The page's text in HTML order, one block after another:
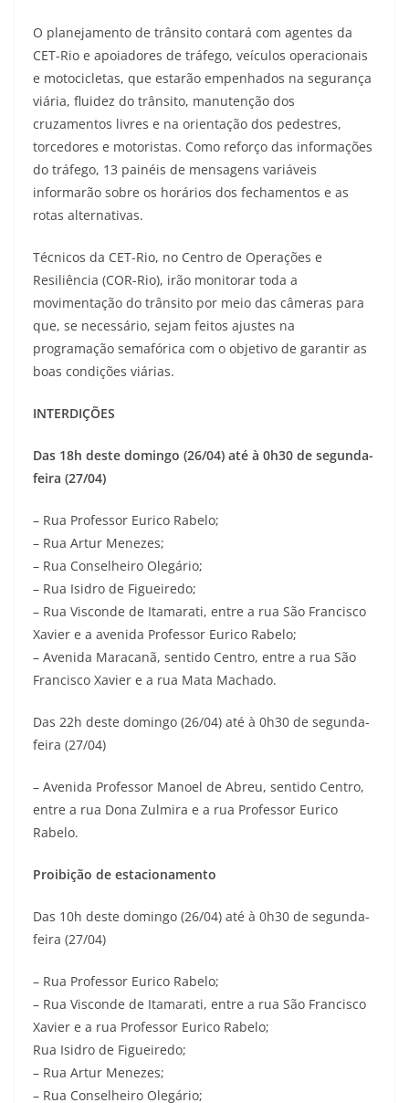
O planejamento de trânsito contará com agentes da
CET-Rio e apoiadores de tráfego, veículos operacionais
e motocicletas, que estarão empenhados na segurança
viária, fluidez do trânsito, manutenção dos
cruzamentos livres e na orientação dos pedestres,
torcedores e motoristas. Como reforço das informações
do tráfego, 13 painéis de mensagens variáveis
informarão sobre os horários dos fechamentos e as
rotas alternativas.
Técnicos da CET-Rio, no Centro de Operações e
Resiliência (COR-Rio), irão monitorar toda a
movimentação do trânsito por meio das câmeras para
que, se necessário, sejam feitos ajustes na
programação semafórica com o objetivo de garantir as
boas condições viárias.
INTERDIÇÕES
Das 18h deste domingo (26/04) até à 0h30 de segunda-
feira (27/04)
– Rua Professor Eurico Rabelo;
– Rua Artur Menezes;
– Rua Conselheiro Olegário;
– Rua Isidro de Figueiredo;
– Rua Visconde de Itamarati, entre a rua São Francisco
Xavier e a avenida Professor Eurico Rabelo;
– Avenida Maracanã, sentido Centro, entre a rua São
Francisco Xavier e a rua Mata Machado.
Das 22h deste domingo (26/04) até à 0h30 de segunda-
feira (27/04)
– Avenida Professor Manoel de Abreu, sentido Centro,
entre a rua Dona Zulmira e a rua Professor Eurico
Rabelo.
Proibição de estacionamento
Das 10h deste domingo (26/04) até à 0h30 de segunda-
feira (27/04)
– Rua Professor Eurico Rabelo;
– Rua Visconde de Itamarati, entre a rua São Francisco
Xavier e a rua Professor Eurico Rabelo;
Rua Isidro de Figueiredo;
– Rua Artur Menezes;
– Rua Conselheiro Olegário;